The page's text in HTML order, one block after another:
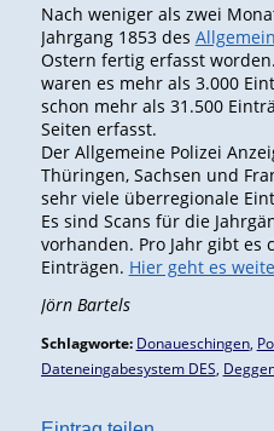
Nach weniger als zwei
Jahrgang 1853 des
Ostern fertig erfasst
waren es mehr als 3.000
schon mehr als 31.500
Seiten erfasst.
Der Allgemeine Polizei
Thüringen, Sachsen und
sehr viele überregionale
Es sind Scans für die
vorhanden. Pro Jahr gibt es
Einträgen. Hier geht es
Jörn Bartels
Schlagworte: Donaueschingen,
Dateneingabesystem DES